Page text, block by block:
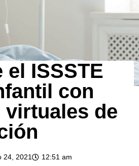
el ISSSTE
con
virtuales de
24, 2021 12:51 am